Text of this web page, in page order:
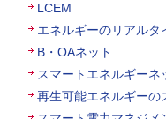
LCEM
エネルギーのリアル
B・OAネット
スマートエネルギーネ
再生可能エネルギーの